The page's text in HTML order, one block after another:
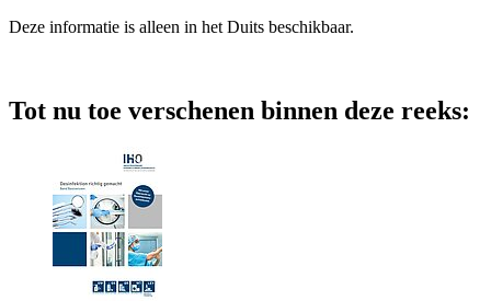
Deze informatie is alleen in het Duits beschikbaar.
Tot nu toe verschenen binnen deze reeks: